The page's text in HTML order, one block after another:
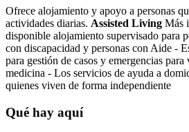
Ofrece alojamiento y apoyo a personas
actividades diarias. Assisted Living Más
disponible alojamiento supervisado para
con discapacidad y personas con Aide -
para gestión de casos y emergencias
medicina - Los servicios de ayuda a
quienes viven de forma independiente
Qué hay aquí